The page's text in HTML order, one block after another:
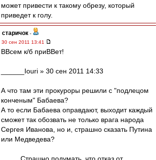
может привести к такому обрезу, который
приведет к голу.
старичок -
30 сен 2011 13:41
ВВсем к/б приВВет!
______Iouri » 30 сен 2011 14:33
А что там эти прокуроры решили с "подлецом
конченым" Бабаева?
А то если Бабаева оправдают, выходит каждый
сможет так обозвать не только врага народа
Сергея Иванова, но и, страшно сказать Путина
или Медведева?